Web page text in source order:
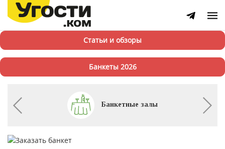
Статьи и обзоры
Банкеты 2026
Банкетные залы